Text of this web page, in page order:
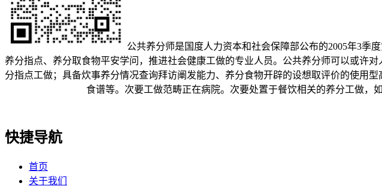
公共养分师是国度人力资本和社会保障部公布的2005年3季
养分指点、养分取食物平安学问，推进社会健康工做的专业人员。公共养分师可以或许
分指点工做；具备炊事养分情况查询拜访阐发能力、养分食物开辟的设想取评价的使用
食谱等。次要工做范畴正在病院。次要处置于餐饮相关的养分工做，
快捷导航
首页
关于我们